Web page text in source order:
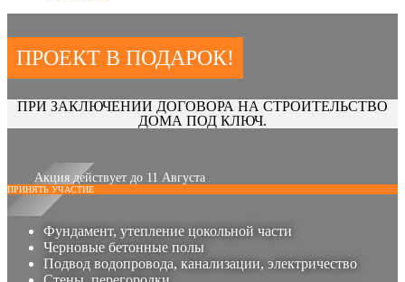
ПРОЕКТ В ПОДАРОК!
ПРИ ЗАКЛЮЧЕНИИ ДОГОВОРА НА СТРОИТЕЛЬСТВО
ДОМА ПОД КЛЮЧ.
Акция действует до 11 Августа
ПРИНЯТЬ УЧАСТИЕ
Фундамент, утепление цокольной части
Черновые бетонные полы
Подвод водопровода, канализации, электричество